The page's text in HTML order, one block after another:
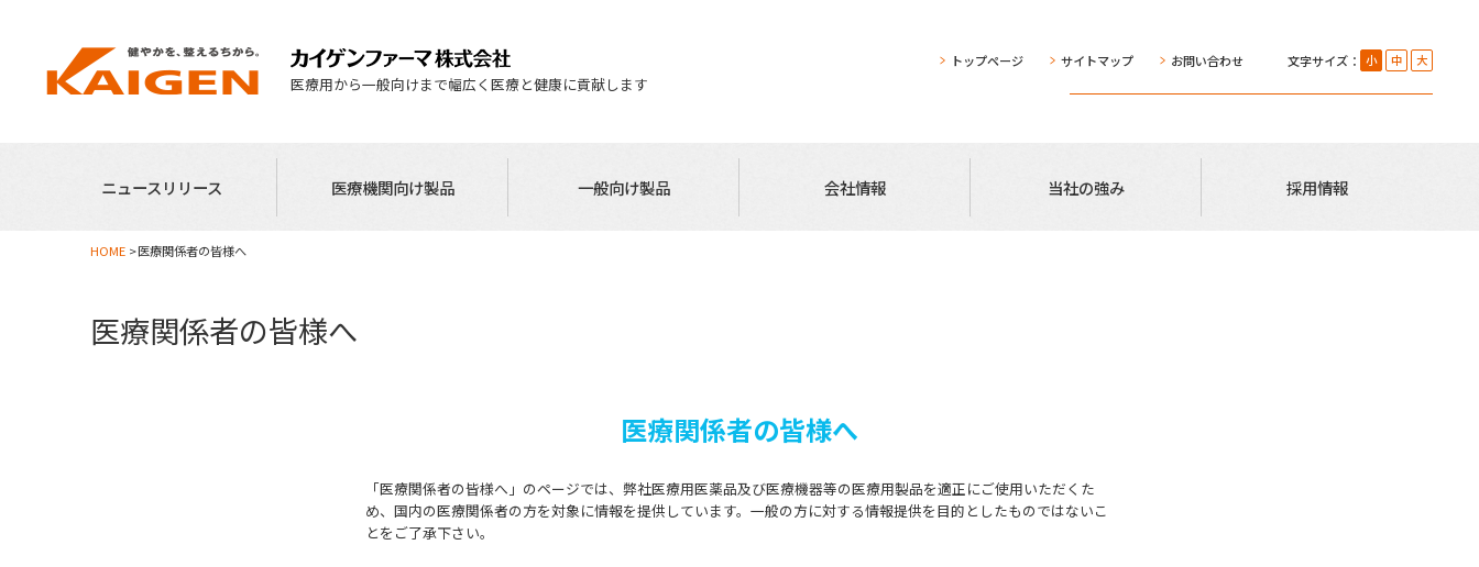
医療用から一般向けまで幅広く医療と健康に貢献します
トップページ サイトマップ お問い合わせ 文字サイズ： 小 中 大
ニュースリリース 医療機関向け製品 一般向け製品 会社情報 当社の強み 採用情報
HOME 医療関係者の皆様へ
医療関係者の皆様へ
医療関係者の皆様へ
「医療関係者の皆様へ」のページでは、弊社医療用医薬品及び医療機器等の医療用製品を適正にご使用いただくた
め、国内の医療関係者の方を対象に情報を提供しています。一般の方に対する情報提供を目的としたものではないこ
とをご了承下さい。